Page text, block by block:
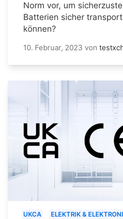
Norm vor, um
Batterien sicher
können?
10. Februar, 2023 von
UKCA ELEKTRIK &